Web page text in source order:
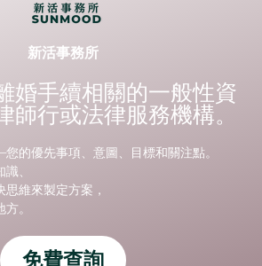
新活事務所
婚手續相關的一般性資
師行或法律服務機構。
的優先事項、意圖、目標和關注點。
、
維來製定方案，
。
免費查詢